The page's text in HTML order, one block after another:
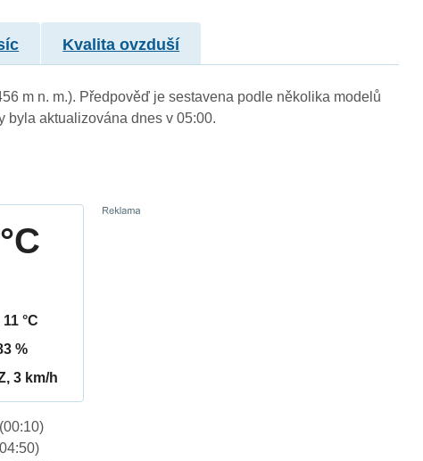
Kvalita ovzduší
m n. m.). Předpověď je sestavena podle několika modelů
byla aktualizována dnes v 05:00.
11 °C
%
3 km/h
(00:10)